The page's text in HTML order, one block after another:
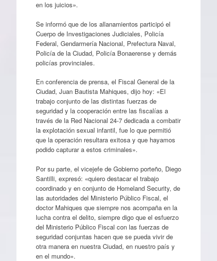
en los juicios».
Se informó que de los allanamientos participó el
Cuerpo de Investigaciones Judiciales, Policía
Federal, Gendarmería Nacional, Prefectura Naval,
Policía de la Ciudad, Policía Bonaerense y demás
policías provinciales.
En conferencia de prensa, el Fiscal General de la
Ciudad, Juan Bautista Mahiques, dijo hoy: «El
trabajo conjunto de las distintas fuerzas de
seguridad y la cooperación entre las fiscalías a
través de la Red Nacional 24-7 dedicada a combatir
la explotación sexual infantil, fue lo que permitió
que la operación resultara exitosa y que hayamos
podido capturar a estos criminales».
Por su parte, el vicejefe de Gobierno porteño, Diego
Santilli, expresó: «quiero destacar el trabajo
coordinado y en conjunto de Homeland Security, de
las autoridades del Ministerio Público Fiscal, el
doctor Mahiques que siempre nos acompaña en la
lucha contra el delito, siempre digo que el esfuerzo
del Ministerio Público Fiscal con las fuerzas de
seguridad conjuntas hacen que se pueda vivir de
otra manera en nuestra Ciudad, en nuestro país y
en el mundo».